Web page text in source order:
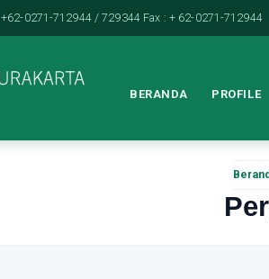
+62-0271-712944 / 729344 Fax : + 62-0271-712944
BERANDA PROFILE